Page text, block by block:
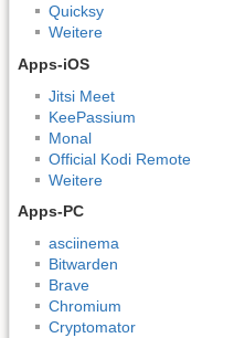
Quicksy
Weitere
Apps-iOS
Jitsi Meet
KeePassium
Monal
Official Kodi Remote
Weitere
Apps-PC
asciinema
Bitwarden
Brave
Chromium
Cryptomator